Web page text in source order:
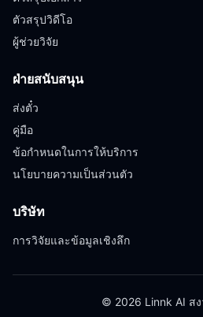
ตัวสรุปวิดีโอ
ผู้ช่วยวิจัย
ฝ่ายสนับสนุน
ส่งตั๋ว
คู่มือ
ข้อกำหนดในการให้บริการ
นโยบายความเป็นส่วนตัว
บริษัท
การวิจัยและข้อมูลเชิงลึก
© 2026 Linnk AI ส